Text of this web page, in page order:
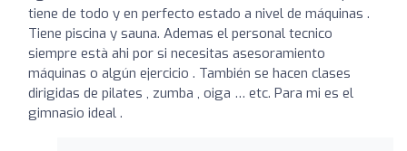
tiene de todo y en perfecto estado a nivel de máquinas .
Tiene piscina y sauna. Ademas el personal tecnico
siempre està ahi por si necesitas asesoramiento
máquinas o algún ejercicio . También se hacen clases
dirigidas de pilates , zumba , oiga … etc. Para mi es el
gimnasio ideal .